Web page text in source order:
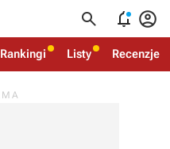
  
Rankingi Listy Recenzje